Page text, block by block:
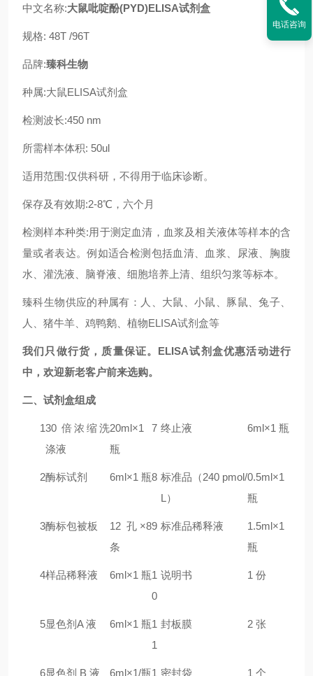
中文名称:大鼠吡啶酚(PYD)ELISA试剂盒
规格: 48T /96T
品牌:臻科生物
种属:大鼠ELISA试剂盒
检测波长:450 nm
所需样本体积: 50ul
适用范围:仅供科研，不得用于临床诊断。
保存及有效期:2-8℃，六个月
检测样本种类:用于测定血清，血浆及相关液体等样本的含
量或者表达。例如适合检测包括血清、血浆、尿液、胸腹
水、灌洗液、脑脊液、细胞培养上清、组织匀浆等标本。
臻科生物供应的种属有：人、大鼠、小鼠、豚鼠、兔子、
人、猪牛羊、鸡鸭鹅、植物ELISA试剂盒等
我们只做行货，质量保证。ELISA试剂盒优惠活动进行
中，欢迎新老客户前来选购。
二、试剂盒组成
130 倍浓缩洗
涤液
20ml×1
瓶
7 终止液 6ml×1 瓶
2酶标试剂 6ml×1 瓶8 标准品（240 pmol/
L）
0.5ml×1
瓶
3酶标包被板
12 孔×8
条
9 标准品稀释液
1.5ml×1
瓶
4样品稀释液 6ml×1 瓶1
0
说明书 1 份
5显色剂A 液 6ml×1 瓶1
1
封板膜 2 张
6显色剂 B 液 6ml×1/瓶1 密封袋 1 个
电话咨询